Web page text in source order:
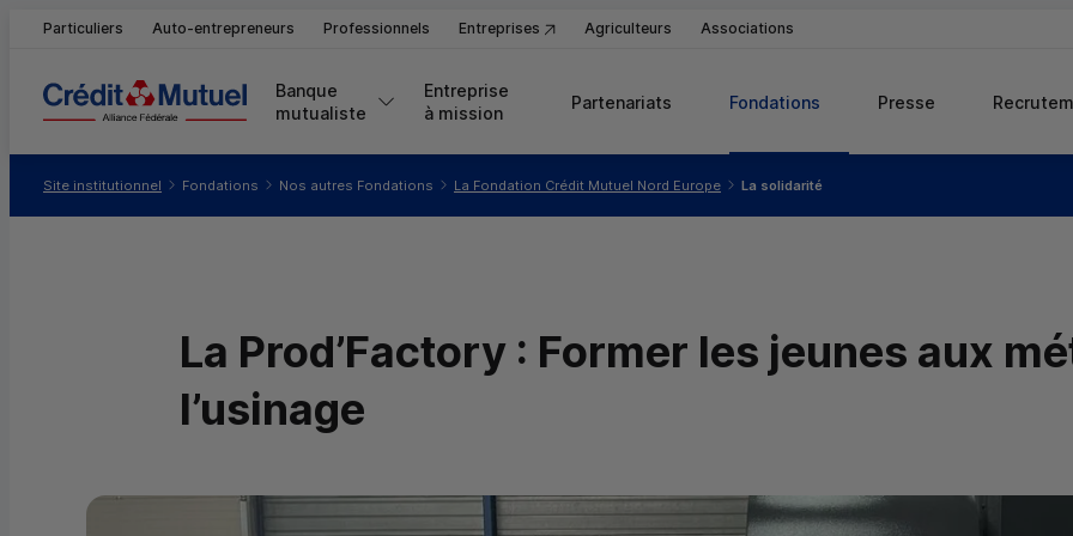
Particuliers Auto-entrepreneurs Professionnels Entreprises Agriculteurs Associations
Banque
mutualiste
Entreprise
à mission
Partenariats Fondations Presse
Site institutionnel Fondations Nos autres Fondations La Fondation Crédit Mutuel Nord Europe La solidarité
La Prod’Factory : Former les jeunes aux
l’usinage